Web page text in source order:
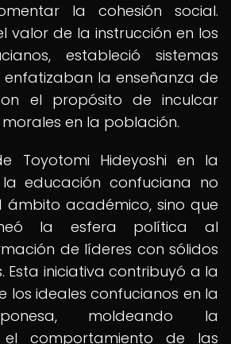
la cohesión social.
valor de la instrucción en los
estableció sistemas
la enseñanza de
el propósito de inculcar
en la población.
Toyotomi Hideyoshi en la
educación confuciana no
académico, sino que
la esfera política al
de líderes con sólidos
Esta iniciativa contribuyó a la
los ideales confucianos en la
moldeando la
comportamiento de las